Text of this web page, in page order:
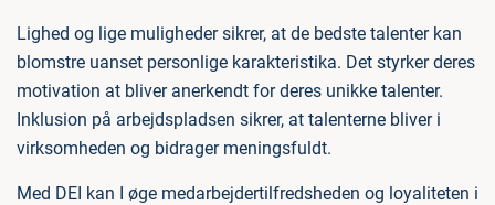
Lighed og lige muligheder sikrer, at de bedste talenter kan
blomstre uanset personlige karakteristika. Det styrker deres
motivation at bliver anerkendt for deres unikke talenter.
Inklusion på arbejdspladsen sikrer, at talenterne bliver i
virksomheden og bidrager meningsfuldt.
Med DEI kan I øge medarbejdertilfredsheden og loyaliteten i